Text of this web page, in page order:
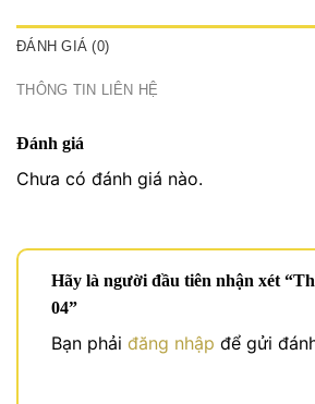
ĐÁNH GIÁ (0)
THÔNG TIN LIÊN HỆ
Đánh giá
Chưa có đánh giá nào.
Hãy là người đầu tiên nhận xét
04”
Bạn phải đăng nhập để gửi